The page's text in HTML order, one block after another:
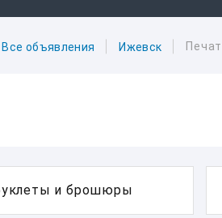
Все объявления Ижевск